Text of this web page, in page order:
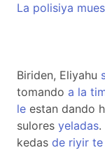
La polisiya
Biriden, Eliyahu
tomando a la
le estan dando
sulores yeladas.
kedas de riyir te